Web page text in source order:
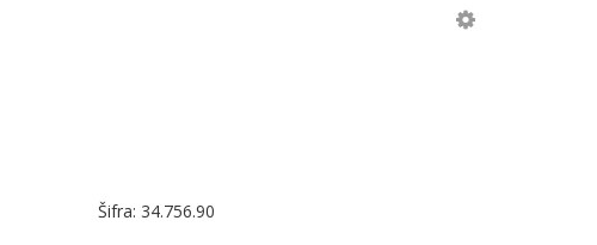
Šifra: 34.756.90